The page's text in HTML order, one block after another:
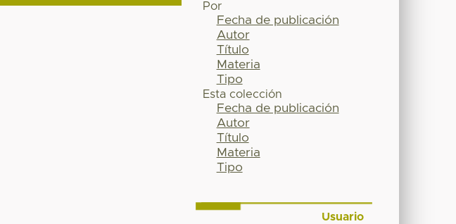
Por
Fecha de publicación
Autor
Título
Materia
Tipo
Esta colección
Fecha de publicación
Autor
Título
Materia
Tipo
Usuario